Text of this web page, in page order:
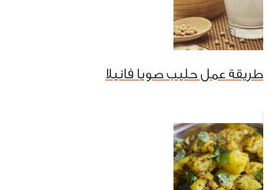
طريقة عمل حليب صويا فانيلا